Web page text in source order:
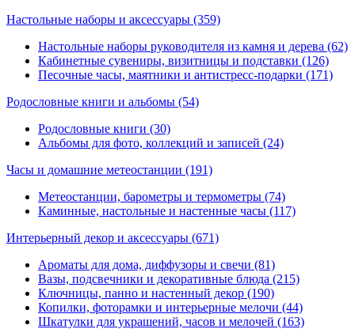
Настольные наборы и аксессуары (359)
Настольные наборы руководителя из камня и дерева (62)
Кабинетные сувениры, визитницы и подставки (126)
Песочные часы, маятники и антистресс-подарки (171)
Родословные книги и альбомы (54)
Родословные книги (30)
Альбомы для фото, коллекций и записей (24)
Часы и домашние метеостанции (191)
Метеостанции, барометры и термометры (74)
Каминные, настольные и настенные часы (117)
Интерьерный декор и аксессуары (671)
Ароматы для дома, диффузоры и свечи (81)
Вазы, подсвечники и декоративные блюда (215)
Ключницы, панно и настенный декор (190)
Копилки, фоторамки и интерьерные мелочи (44)
Шкатулки для украшений, часов и мелочей (163)